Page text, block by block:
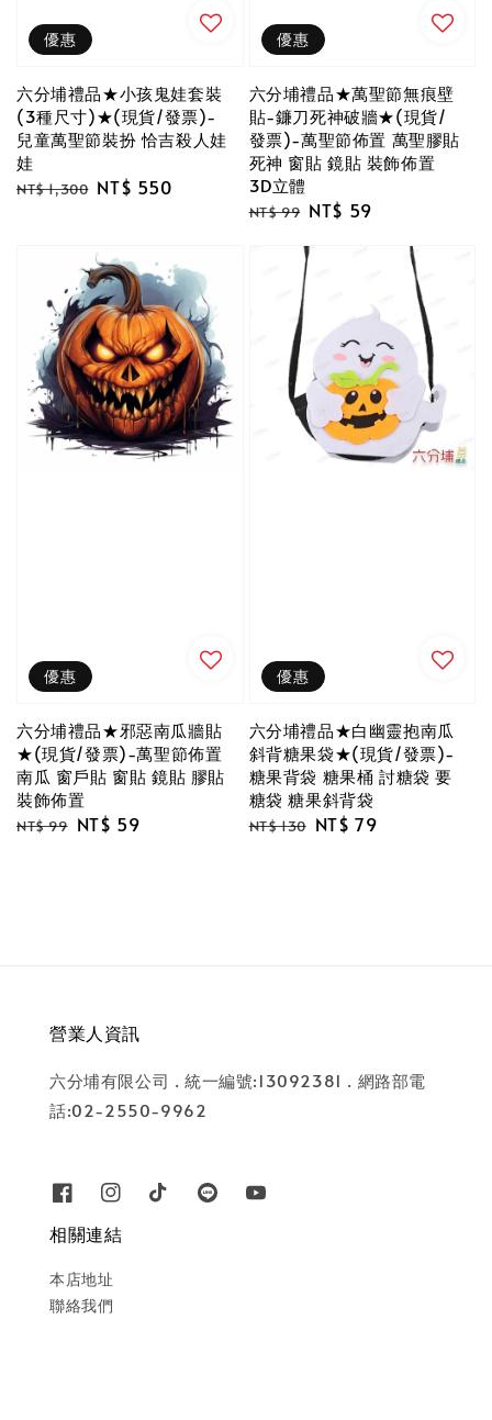
優惠
六分埔禮品★小孩鬼娃套裝
(3種尺寸)★(現貨/發票)-
兒童萬聖節裝扮 恰吉殺人娃
娃
Regular
NT$ 1,300 Sale
NT$ 550
優惠
六分埔禮品★萬聖節無痕壁
貼-鐮刀死神破牆★(現貨/
發票)-萬聖節佈置 萬聖膠貼
死神 窗貼 鏡貼 裝飾佈置
3D立體
Regular
NT$ 99 Sale
NT$ 59
優惠
六分埔禮品★邪惡南瓜牆貼
★(現貨/發票)-萬聖節佈置
南瓜 窗戶貼 窗貼 鏡貼 膠貼
裝飾佈置
Regular
NT$ 99 Sale
NT$ 59
優惠
六分埔禮品★白幽靈抱南瓜
斜背糖果袋★(現貨/發票)-
糖果背袋 糖果桶 討糖袋 要
糖袋 糖果斜背袋
Regular
NT$ 130 Sale
NT$ 79
營業人資訊
六分埔有限公司 . 統一編號:13092381 . 網路部電
話:02-2550-9962
相關連結
本店地址
聯絡我們